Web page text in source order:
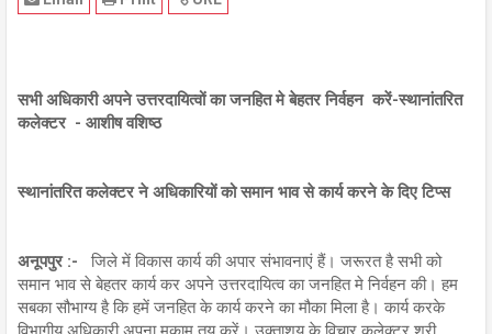
सभी अधिकारी अपने उत्तरदायित्वों का जनहित मे बेहतर निर्वहन करें-स्थानांतरित
कलेक्टर - आशीष वशिष्ठ
स्थानांतरित कलेक्टर ने अधिकारियों को समान भाव से कार्य करने के दिए टिप्स
अनूपपुर :- जिले में विकास कार्य की अपार संभावनाएं हैं। जरूरत है सभी को
समान भाव से बेहतर कार्य कर अपने उत्तरदायित्व का जनहित मे निर्वहन की। हम
सबका सौभाग्य है कि हमें जनहित के कार्य करने का मौका मिला है। कार्य करके